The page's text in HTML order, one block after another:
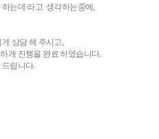
는데 라고 생각하는중에,
상담 해 주시고,
게 진행을 완료 하였습니다.
립니다.